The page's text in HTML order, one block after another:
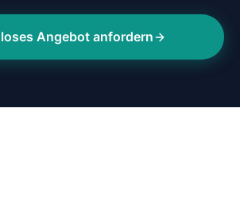
Angebot anfordern